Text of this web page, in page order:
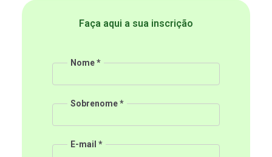
Faça aqui a sua inscrição
Nome
Sobrenome
E-mail